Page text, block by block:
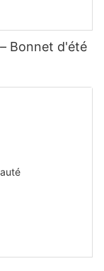
Bonnet d'été